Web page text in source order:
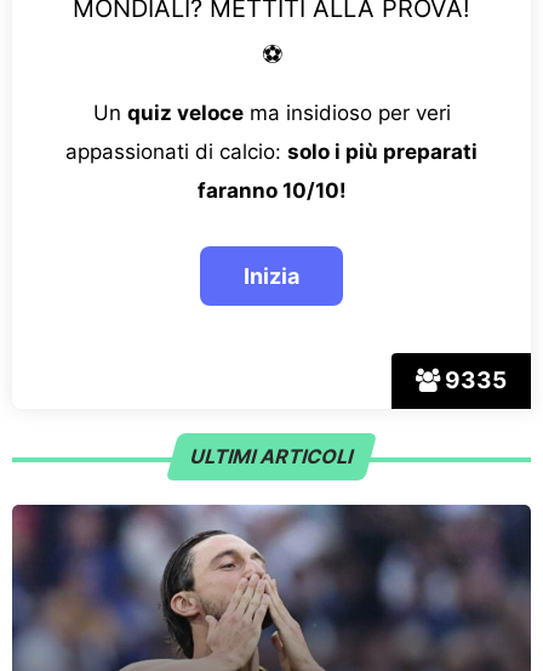
9335
MONDIALI? METTITI ALLA PROVA!
⚽
Un quiz velocema insidioso per veri
appassionati di calcio: solo i più preparati
faranno 10/10!
ULTIMI ARTICOLI